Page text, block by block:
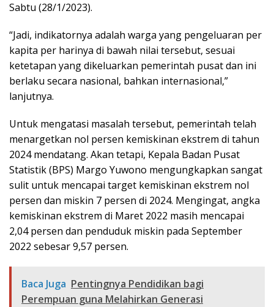
Sabtu (28/1/2023).
“Jadi, indikatornya adalah warga yang pengeluaran per
kapita per harinya di bawah nilai tersebut, sesuai
ketetapan yang dikeluarkan pemerintah pusat dan ini
berlaku secara nasional, bahkan internasional,”
lanjutnya.
Untuk mengatasi masalah tersebut, pemerintah telah
menargetkan nol persen kemiskinan ekstrem di tahun
2024 mendatang. Akan tetapi, Kepala Badan Pusat
Statistik (BPS) Margo Yuwono mengungkapkan sangat
sulit untuk mencapai target kemiskinan ekstrem nol
persen dan miskin 7 persen di 2024. Mengingat, angka
kemiskinan ekstrem di Maret 2022 masih mencapai
2,04 persen dan penduduk miskin pada September
2022 sebesar 9,57 persen.
Baca Juga Pentingnya Pendidikan bagi
Perempuan guna Melahirkan Generasi